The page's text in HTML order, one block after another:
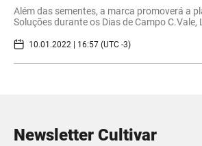
Além das sementes, a marca promoverá a
Soluções durante os Dias de Campo C.Vale,
10.01.2022 | 16:57 (UTC -3)
Newsletter Cultivar